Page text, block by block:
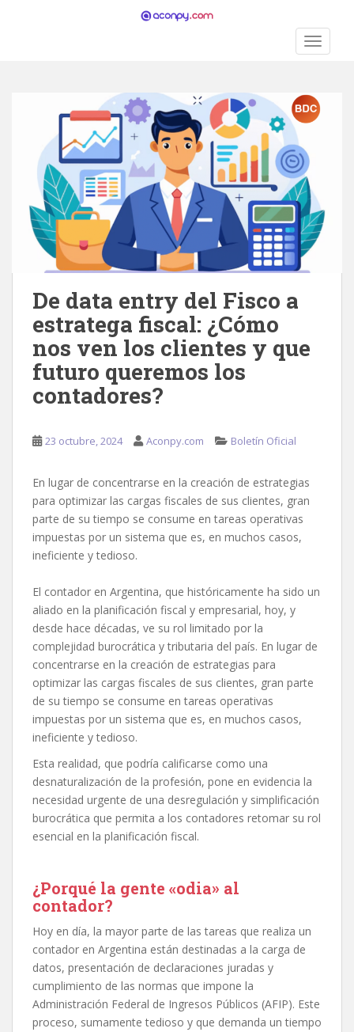
De data entry del Fisco a
estratega fiscal: ¿Cómo
nos ven los clientes y que
futuro queremos los
contadores?
23 octubre, 2024 Aconpy.com Boletín Oficial
En lugar de concentrarse en la creación de estrategias
para optimizar las cargas fiscales de sus clientes, gran
parte de su tiempo se consume en tareas operativas
impuestas por un sistema que es, en muchos casos,
ineficiente y tedioso.
El contador en Argentina, que históricamente ha sido un
aliado en la planificación fiscal y empresarial, hoy, y
desde hace décadas, ve su rol limitado por la
complejidad burocrática y tributaria del país. En lugar de
concentrarse en la creación de estrategias para
optimizar las cargas fiscales de sus clientes, gran parte
de su tiempo se consume en tareas operativas
impuestas por un sistema que es, en muchos casos,
ineficiente y tedioso.
Esta realidad, que podría calificarse como una
desnaturalización de la profesión, pone en evidencia la
necesidad urgente de una desregulación y simplificación
burocrática que permita a los contadores retomar su rol
esencial en la planificación fiscal.
¿Porqué la gente «odia» al
contador?
Hoy en día, la mayor parte de las tareas que realiza un
contador en Argentina están destinadas a la carga de
datos, presentación de declaraciones juradas y
cumplimiento de las normas que impone la
Administración Federal de Ingresos Públicos (AFIP). Este
proceso, sumamente tedioso y que demanda un tiempo